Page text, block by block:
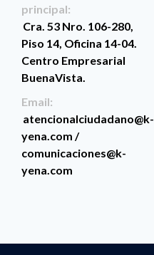
principal:
Cra. 53 Nro. 106-280,
Piso 14, Oficina 14-04.
Centro Empresarial
BuenaVista.
Email:
atencionalciudadano@k-
yena.com /
comunicaciones@k-
yena.com